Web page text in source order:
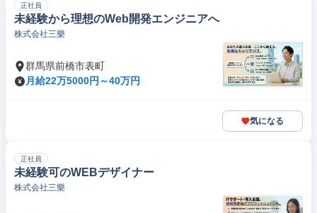
正社員
未経験から理想のWeb開発エンジニアへ
株式会社三樂
群馬県前橋市表町
月給22万5000円～40万円
気になる
正社員
未経験可のWEBデザイナー
株式会社三樂